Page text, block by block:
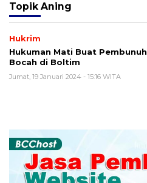
Topik Aning
Hukrim
Hukuman Mati Buat Pembunuh
Bocah di Boltim
Jumat, 19 Januari 2024 - 15:16 WITA